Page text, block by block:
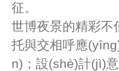
征。
世博夜景的精彩不
托與交相呼應
n)；設(shè)計